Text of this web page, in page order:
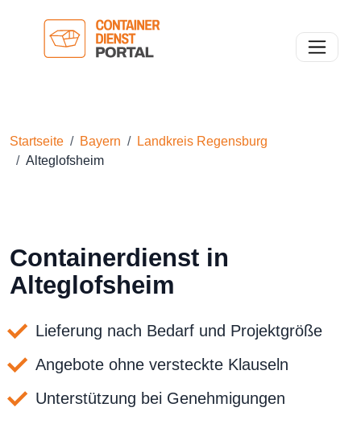
Toggle
Startseite Bayern
Landkreis Regensburg
Alteglofsheim
Containerdienst in
Alteglofsheim
Lieferung nach Bedarf und Projektgröße
Angebote ohne versteckte Klauseln
Unterstützung bei Genehmigungen